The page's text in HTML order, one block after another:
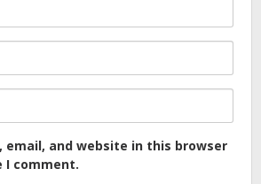
email, and website in this browser
comment.